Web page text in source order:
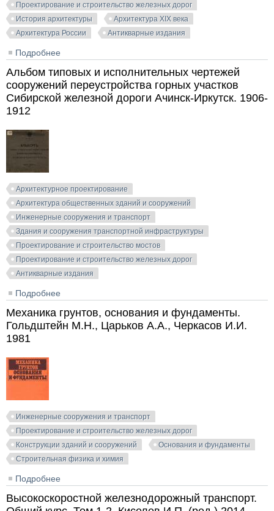
Проектирование и строительство железных дорог
История архитектуры
Архитектура XIX века
Архитектура России
Антикварные издания
Подробнее
зданий и мостовых сооружений существующих в
России железных дорог. Волгунов И.И. (сост.). 1872
Альбом типовых и исполнительных чертежей
сооружений переустройства горных участков
Сибирской железной дороги Ачинск-Иркутск. 1906-
1912
Архитектурное проектирование
Архитектура общественных зданий и сооружений
Инженерные сооружения и транспорт
Здания и сооружения транспортной инфраструктуры
Проектирование и строительство мостов
Проектирование и строительство железных дорог
Антикварные издания
Подробнее
Сибирской железной дороги Ачинск-Иркутск. 1906-
1912
Механика грунтов, основания и фундаменты.
Гольдштейн М.Н., Царьков А.А., Черкасов И.И.
1981
Инженерные сооружения и транспорт
Проектирование и строительство железных дорог
Конструкции зданий и сооружений
Основания и фундаменты
Строительная физика и химия
Подробнее
Гольдштейн М.Н., Царьков А.А., Черкасов И.И. 1981
Высокоскоростной железнодорожный транспорт.